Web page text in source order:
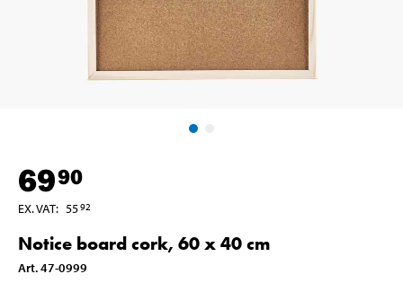
6990
EX. VAT: 5592
Notice board cork, 60 x 40 cm
Art.47-0999